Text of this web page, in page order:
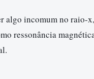
algo incomum no raio-
ressonância